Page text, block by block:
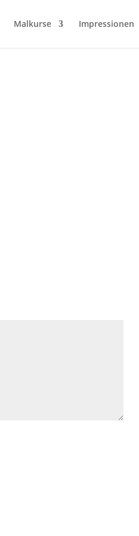
Malkurse Impressionen